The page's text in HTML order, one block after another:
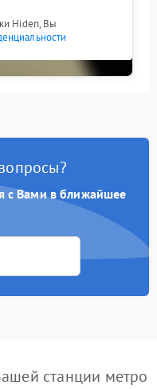
Hiden, Вы
с Вами в ближайшее
станции метро